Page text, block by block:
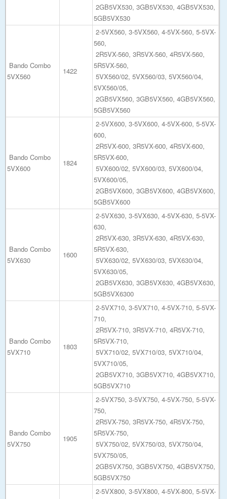
2GB5VX530, 3GB5VX530, 4GB5VX530,
5GB5VX530
Bando Combo
5VX560
1422
2-5VX560, 3-5VX560, 4-5VX-560, 5-5VX-
560,
2R5VX-560, 3R5VX-560, 4R5VX-560,
5R5VX-560,
5VX560/02, 5VX560/03, 5VX560/04,
5VX560/05,
2GB5VX560, 3GB5VX560, 4GB5VX560,
5GB5VX560
Bando Combo
5VX600
1824
2-5VX600, 3-5VX600, 4-5VX-600, 5-5VX-
600,
2R5VX-600, 3R5VX-600, 4R5VX-600,
5R5VX-600,
5VX600/02, 5VX600/03, 5VX600/04,
5VX600/05,
2GB5VX600, 3GB5VX600, 4GB5VX600,
5GB5VX600
Bando Combo
5VX630
1600
2-5VX630, 3-5VX630, 4-5VX-630, 5-5VX-
630,
2R5VX-630, 3R5VX-630, 4R5VX-630,
5R5VX-630,
5VX630/02, 5VX630/03, 5VX630/04,
5VX630/05,
2GB5VX630, 3GB5VX630, 4GB5VX630,
5GB5VX6300
Bando Combo
5VX710
1803
2-5VX710, 3-5VX710, 4-5VX-710, 5-5VX-
710,
2R5VX-710, 3R5VX-710, 4R5VX-710,
5R5VX-710,
5VX710/02, 5VX710/03, 5VX710/04,
5VX710/05,
2GB5VX710, 3GB5VX710, 4GB5VX710,
5GB5VX710
Bando Combo
5VX750
1905
2-5VX750, 3-5VX750, 4-5VX-750, 5-5VX-
750,
2R5VX-750, 3R5VX-750, 4R5VX-750,
5R5VX-750,
5VX750/02, 5VX750/03, 5VX750/04,
5VX750/05,
2GB5VX750, 3GB5VX750, 4GB5VX750,
5GB5VX750
2-5VX800, 3-5VX800, 4-5VX-800, 5-5VX-